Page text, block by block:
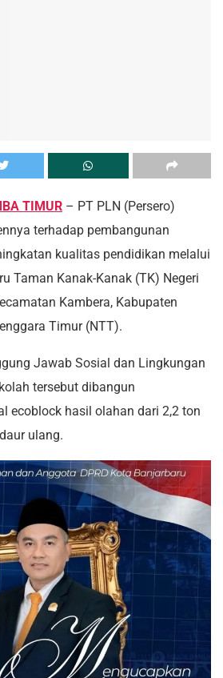
TIMUR – PT PLN (Persero)
terhadap pembangunan
kualitas pendidikan melalui
Taman Kanak-Kanak (TK) Negeri
Kambera, Kabupaten
Timur (NTT).
Jawab Sosial dan Lingkungan
tersebut dibangun
ecoblock hasil olahan dari 2,2 ton
ulang.